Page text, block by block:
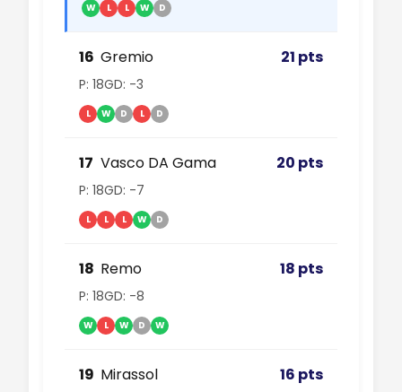
W L L W D
16 Gremio 21 pts
P: 18GD: -3
L W D L D
17 Vasco DA Gama 20 pts
P: 18GD: -7
L L L W D
18 Remo 18 pts
P: 18GD: -8
W L W D W
19 Mirassol 16 pts